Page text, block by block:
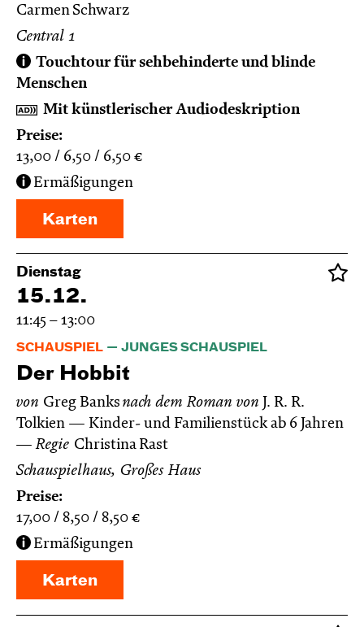
Carmen Schwarz
Central 1
Touchtour für sehbehinderte und blinde
Menschen
Mit künstlerischer Audiodeskription
Preise:
13,00
6,50 6,50 €
Ermäßigungen
Karten
Dienstag
15.12.
11:45 – 13:00
SCHAUSPIEL JUNGES SCHAUSPIEL
Der Hobbit
von Greg Banks nach dem Roman von J. R. R.
Tolkien
Kinder- und Familienstück ab 6 Jahren
Regie Christina Rast
Schauspielhaus, Großes Haus
Preise:
17,00
8,50 8,50 €
Ermäßigungen
Karten